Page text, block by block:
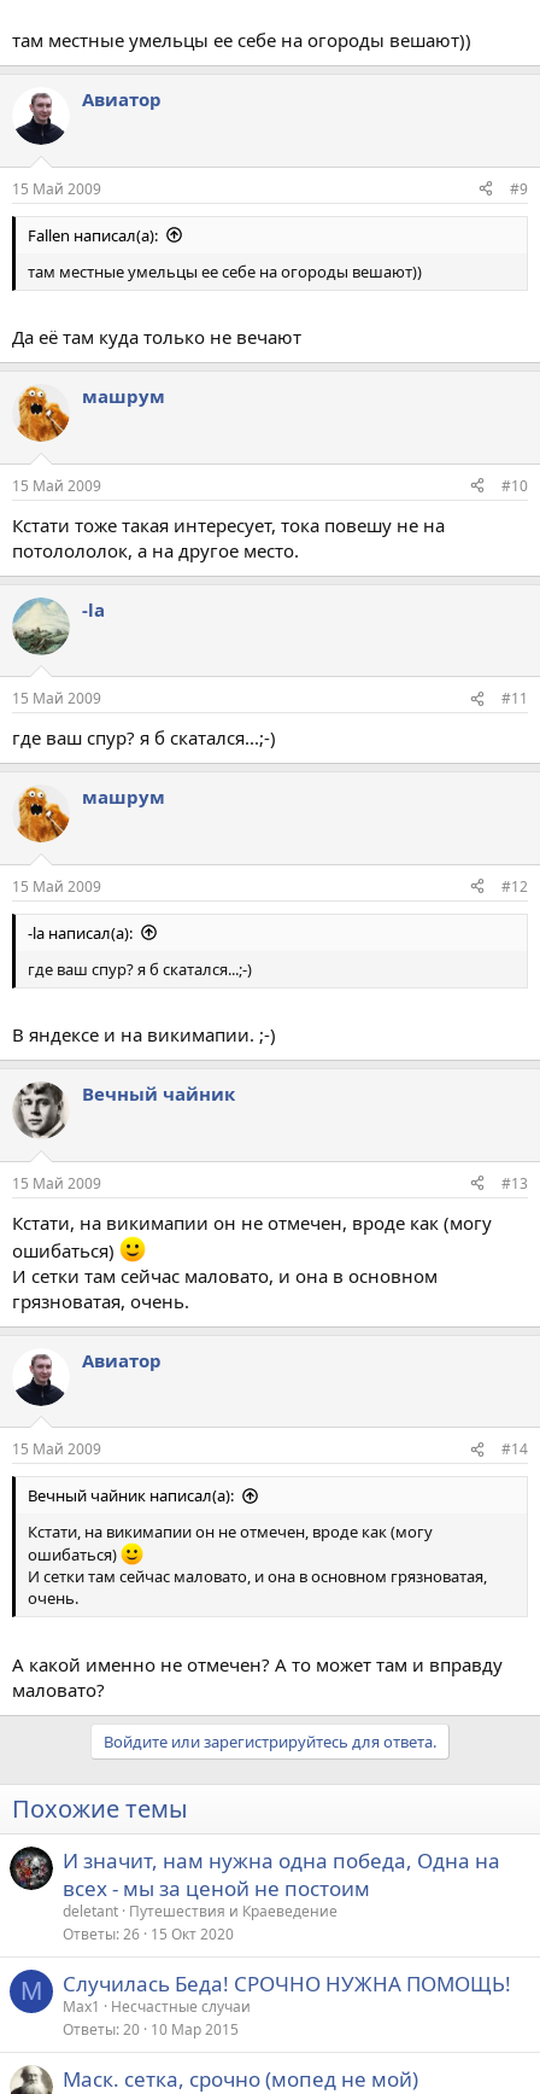
там местные умельцы ее себе на огороды вешают))
Авиатор
15 Май 2009 #9
Fallen написал(а):
там местные умельцы ее себе на огороды вешают))
Да её там куда только не вечают
машрум
15 Май 2009 #10
Кстати тоже такая интересует, тока повешу не на
потолололок, а на другое место.
-la
15 Май 2009 #11
где ваш спур? я б скатался...;-)
машрум
15 Май 2009 #12
-la написал(а):
где ваш спур? я б скатался...;-)
В яндексе и на викимапии. ;-)
Вечный чайник
15 Май 2009 #13
Кстати, на викимапии он не отмечен, вроде как (могу
ошибаться)
И сетки там сейчас маловато, и она в основном
грязноватая, очень.
Авиатор
15 Май 2009 #14
Вечный чайник написал(а):
Кстати, на викимапии он не отмечен, вроде как (могу
ошибаться)
И сетки там сейчас маловато, и она в основном грязноватая,
очень.
А какой именно не отмечен? А то может там и вправду
маловато?
Войдите или зарегистрируйтесь для ответа.
Похожие темы
И значит, нам нужна одна победа, Одна на
всех - мы за ценой не постоим
deletant Путешествия и Краеведение
Ответы 26 15 Окт 2020
M Случилась Беда! СРОЧНО НУЖНА ПОМОЩЬ!
Max1
Несчастные случаи
Ответы 20 10 Мар 2015
Маск. сетка, срочно (мопед не мой)